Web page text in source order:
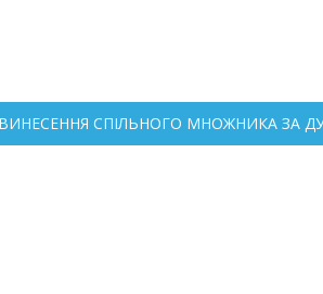
СПІЛЬНОГО МНОЖНИКА ЗА